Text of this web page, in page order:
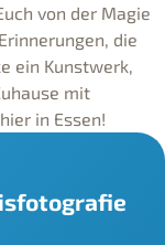
von der Magie
die
ein Kunstwerk,
mit
in Essen!